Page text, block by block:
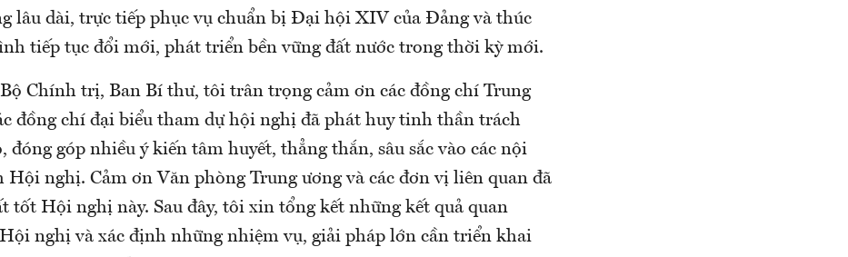
lâu dài, trực tiếp phục vụ chuẩn bị Đại hội XIV của Đảng và thúc
tiếp tục đổi mới, phát triển bền vững đất nước trong thời kỳ mới.
Chính trị, Ban Bí thư, tôi trân trọng cảm ơn các đồng chí Trung
đồng chí đại biểu tham dự hội nghị đã phát huy tinh thần trách
đóng góp nhiều ý kiến tâm huyết, thẳng thắn, sâu sắc vào các nội
Hội nghị. Cảm ơn Văn phòng Trung ương và các đơn vị liên quan đã
tốt Hội nghị này. Sau đây, tôi xin tổng kết những kết quả quan
nghị và xác định những nhiệm vụ, giải pháp lớn cần triển khai